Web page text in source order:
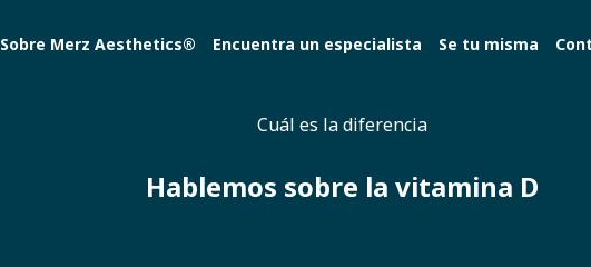
Sobre Merz Aesthetics® Encuentra un especialista Se tu misma
Cuál es la diferencia
Hablemos sobre la vitamina D